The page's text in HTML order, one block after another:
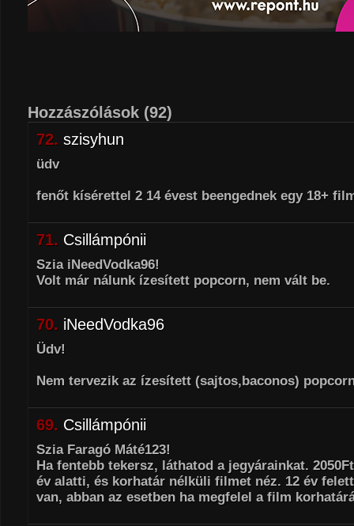
Hozzászólások (92)
72. szisyhun
üdv
fenőt kísérettel 2 14 évest beengednek egy 18+
71. Csillámpónii
Szia iNeedVodka96!
Volt már nálunk ízesített popcorn, nem vált be.
70. iNeedVodka96
Üdv!
Nem tervezik az ízesített (sajtos,baconos)
69. Csillámpónii
Szia Faragó Máté123!
Ha fentebb tekersz, láthatod a jegyárainkat.
év alatti, és korhatár nélküli filmet néz. 12 év
van, abban az esetben ha megfelel a film